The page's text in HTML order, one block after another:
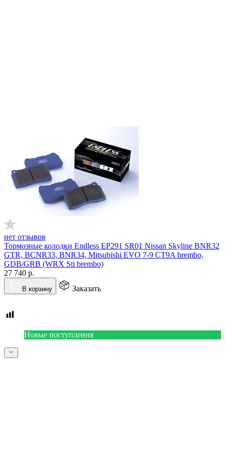
нет отзывов
Тормозные колодки Endless EP291 SR01 Nissan Skyline BNR32
GTR, BCNR33, BNR34, Mitsubishi EVO 7-9 CT9A brembo,
GDB/GRB (WRX Sti brembo)
27 740 р.
В корзину Заказать
Новые поступления